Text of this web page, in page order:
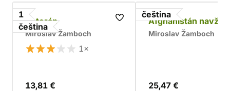
1
čeština
Veterán
Miroslav Žamboch
1×
13,81 €
čeština
Afghánistán navždy
Miroslav Žamboch
25,47 €